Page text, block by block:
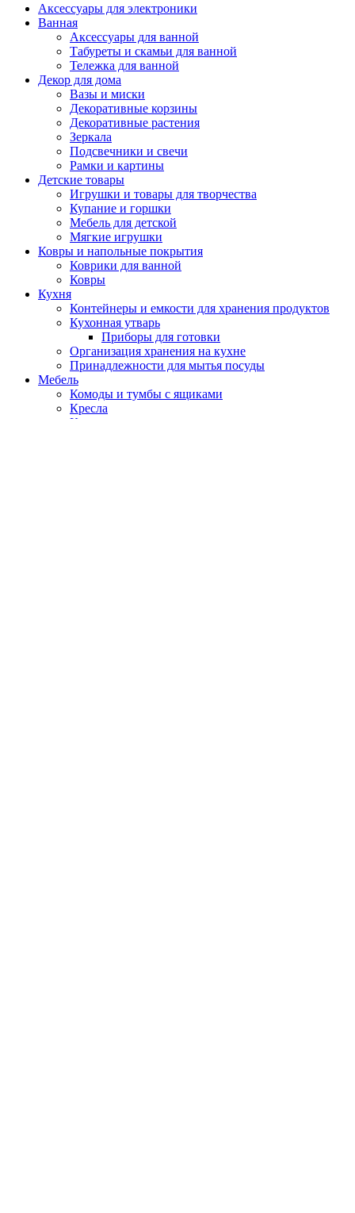
Аксессуары для электроники
Ванная
Аксессуары для ванной
Табуреты и скамьи для ванной
Тележка для ванной
Декор для дома
Вазы и миски
Декоративные корзины
Декоративные растения
Зеркала
Подсвечники и свечи
Рамки и картины
Детские товары
Игрушки и товары для творчества
Купание и горшки
Мебель для детской
Мягкие игрушки
Ковры и напольные покрытия
Коврики для ванной
Ковры
Кухня
Контейнеры и емкости для хранения продуктов
Кухонная утварь
Приборы для готовки
Организация хранения на кухне
Принадлежности для мытья посуды
Мебель
Комоды и тумбы с ящиками
Кресла
Кровати